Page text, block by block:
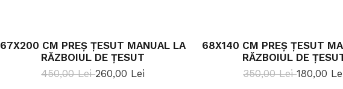
67X200 CM PREȘ ȚESUT MANUAL LA
RĂZBOIUL DE ȚESUT
450,00 Lei260,00 Lei
68X140 CM PREȘ ȚESUT
RĂZBOIUL DE
350,00 Lei180,00